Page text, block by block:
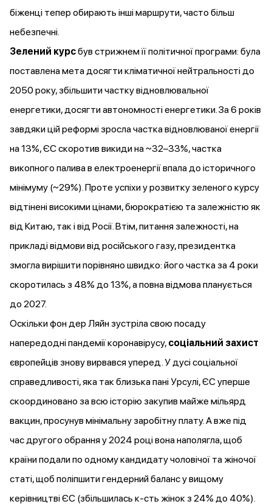
біженці тепер обирають інші маршрути, часто більш
небезпечні.
Зелений курсбув стрижнем її політичної програми: була
поставлена мета досягти кліматичної нейтральності до
2050 року, збільшити частку відновлювальної
енергетики, досягти автономності енергетики. За 6 років
завдяки цій реформі зрослачастка відновлюваної енергії
на 13%, ЄСскоротив викиди на ~32–33%, частка
викопного палива в електроенергії впала до історичного
мінімуму (~29%). Проте успіхи у розвитку зеленого курсу
відтіненівисокимицінами, бюрократією та залежністю як
від Китаю, так і від Росії. Втім, питання залежності, на
прикладі відмови від російського газу, президентка
змогла вирішити порівняно швидко: його частка за 4 роки
скоротилась з 48% до 13%, а повна відмова планується
до 2027.
Оскільки фон дер Ляйн зустріла свою посаду
напередодні пандемії коронавірусу, соціальний захист
європейців знову вирвався уперед. У дусі соціальної
справедливості, яка так близька пані Урсулі, ЄС уперше
скоординовано за всю історію закупив майже мільярд
вакцин, просунув мінімальну заробітну плату. А вже під
час другого обрання у 2024 році вонанаполягла, щоб
країни подали по одному кандидату чоловічої та жіночої
статі, щоб поліпшити гендерний баланс у вищому
керівництві ЄС (збільшилась к-сть жінок з 24% до 40%).